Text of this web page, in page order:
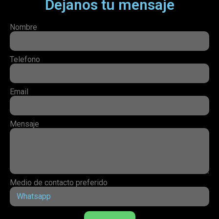
Dejanos tu mensaje
Nombre
Telefono
Email
Mensaje
Medio de contacto preferido